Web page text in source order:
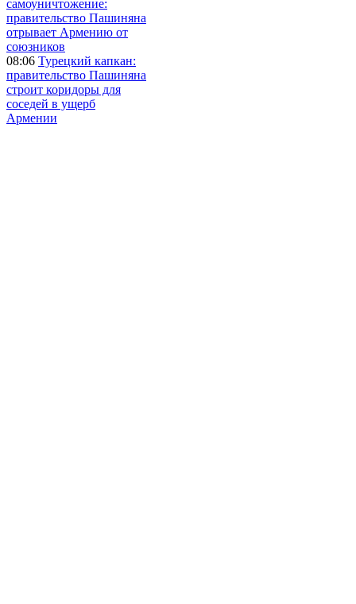
самоуничтожение:
правительство Пашиняна
отрывает Армению от
союзников
08:06 Турецкий капкан:
правительство Пашиняна
строит коридоры для
соседей в ущерб
Армении